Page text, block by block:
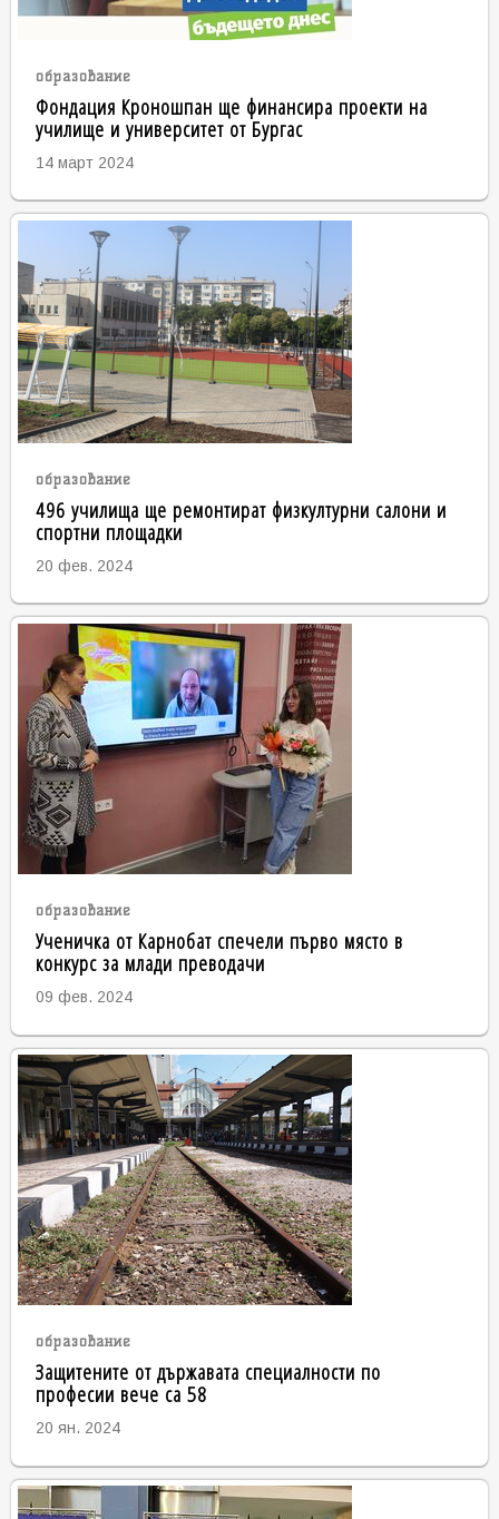
образование
Фондация Кроношпан ще финансира проекти на
училище и университет от Бургас
14 март 2024
образование
496 училища ще ремонтират физкултурни салони и
спортни площадки
20 фев. 2024
образование
Ученичка от Карнобат спечели първо място в
конкурс за млади преводачи
09 фев. 2024
образование
Защитените от държавата специалности по
професии вече са 58
20 ян. 2024